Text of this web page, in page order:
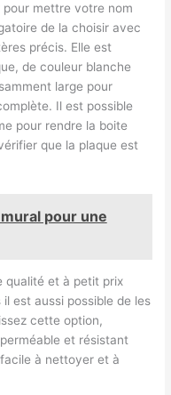
mettre votre nom
de la choisir avec
précis. Elle est
de couleur blanche
large pour
Il est possible
pour rendre la boite
que la plaque est
pour une
qualité et à petit prix
est aussi possible de les
cette option,
et résistant
à nettoyer et à